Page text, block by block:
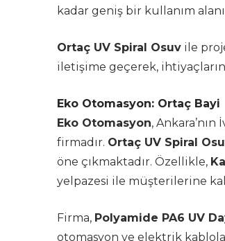
kadar geniş bir kullanım
Ortaç UV Spiral Osuv ile
iletişime geçerek,
Eko Otomasyon: Ortaç Bayi
Eko Otomasyon,
firmadır. Ortaç UV Spiral
öne çıkmaktadır. Özellikle,
yelpazesi ile müşterilerine
Firma, Polyamide PA6 UV
otomasyon ve elektrik